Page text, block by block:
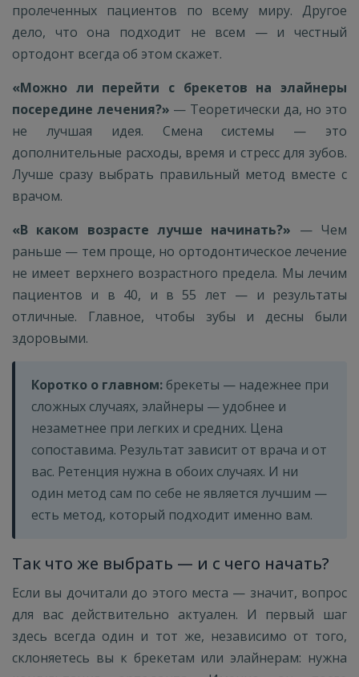
пролеченных пациентов по всему миру. Другое
дело, что она подходит не всем — и честный
ортодонт всегда об этом скажет.
«Можно ли перейти с брекетов на элайнеры
посередине лечения?» — Теоретически да, но это
не лучшая идея. Смена системы — это
дополнительные расходы, время и стресс для зубов.
Лучше сразу выбрать правильный метод вместе с
врачом.
«В каком возрасте лучше начинать?» — Чем
раньше — тем проще, но ортодонтическое лечение
не имеет верхнего возрастного предела. Мы лечим
пациентов и в 40, и в 55 лет — и результаты
отличные. Главное, чтобы зубы и десны были
здоровыми.
Коротко о главном: брекеты — надежнее при
сложных случаях, элайнеры — удобнее и
незаметнее при легких и средних. Цена
сопоставима. Результат зависит от врача и от
вас. Ретенция нужна в обоих случаях. И ни
один метод сам по себе не является лучшим —
есть метод, который подходит именно вам.
Так что же выбрать — и с чего начать?
Если вы дочитали до этого места — значит, вопрос
для вас действительно актуален. И первый шаг
здесь всегда один и тот же, независимо от того,
склоняетесь вы к брекетам или элайнерам: нужна